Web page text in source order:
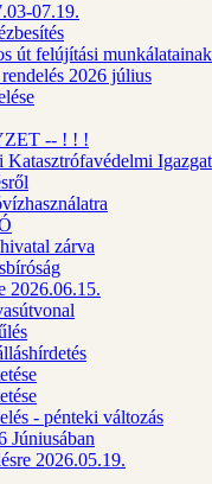
07.19.
út felújítási
2026 július
-- ! ! !
zárva
2026.06.15.
- pénteki változás
Júniusában
2026.05.19.